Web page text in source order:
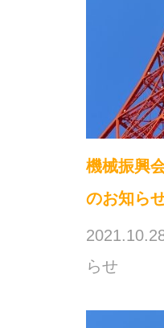
機械振興
のお知ら
らせ